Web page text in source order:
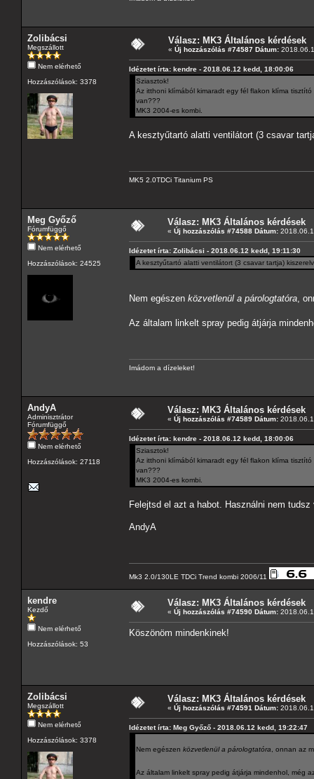
Zolibácsi
Megszállott
Nem elérhető
Hozzászólások: 3378
Válasz: MK3 Általános kérdések
« Új hozzászólás #74587 Dátum:
Idézetet írta: kendre - 2018.06.12 kedd, 18:00:06
Sziasztok!
Az itthoni klímából kimaradt egy fél flakon klíma
van???
MK3 2004-es kombi.
A kesztyűtartó alatti ventilátort (3 csavar
MK5 2.0TDCi Titanium PS
Meg Győző
Fórumfüggő
Nem elérhető
Hozzászólások: 24525
Válasz: MK3 Általános kérdések
« Új hozzászólás #74588 Dátum:
Idézetet írta: Zolibácsi - 2018.06.12 kedd, 19:11:30
A kesztyűtartó alatti ventilátort (3 csavar tartja)
Nem egészen közvetlenül a párologtatóra ,
Az általam linkelt spray pedig átjárja
Imádom a dízeleket!
AndyA
Adminisztrátor
Fórumfüggő
Nem elérhető
Hozzászólások: 27118
Válasz: MK3 Általános kérdések
« Új hozzászólás #74589 Dátum:
Idézetet írta: kendre - 2018.06.12 kedd, 18:00:06
Sziasztok!
Az itthoni klímából kimaradt egy fél flakon klíma
van???
MK3 2004-es kombi.
Felejtsd el azt a habot. Használni nem
AndyA
Mk3 2.0/130LE TDCi Trend kombi 2006/11
kendre
Kezdő
Nem elérhető
Hozzászólások: 53
Válasz: MK3 Általános kérdések
« Új hozzászólás #74590 Dátum:
Köszönöm mindenkinek!
Zolibácsi
Megszállott
Nem elérhető
Hozzászólások: 3378
Válasz: MK3 Általános kérdések
« Új hozzászólás #74591 Dátum:
Idézetet írta: Meg Győző - 2018.06.12 kedd, 19:22:47
Nem egészen közvetlenül a párologtatóra , onnan az
Az általam linkelt spray pedig átjárja mindenhol, még